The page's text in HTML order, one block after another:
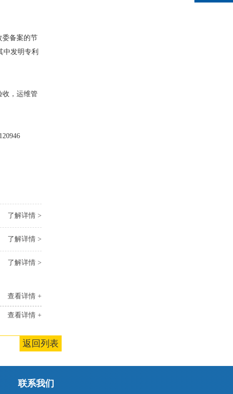
委备案的节
发明专利
，运维管
了解详情 >
了解详情 >
了解详情 >
查看详情 +
查看详情 +
返回列表
联系我们